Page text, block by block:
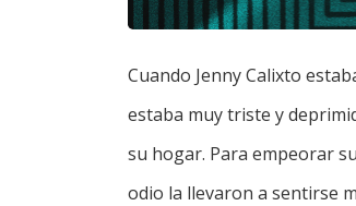
Cuando Jenny Calixto
estaba muy triste y
su hogar. Para empeorar
odio la llevaron a sentirse